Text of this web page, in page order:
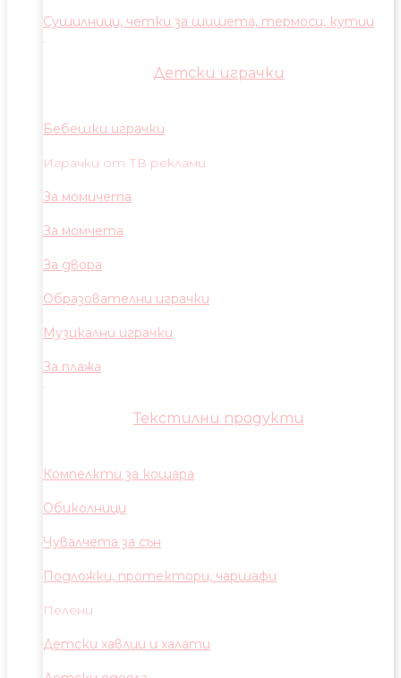
Сушилници, четки за шишета, термоси, кутии
Детски играчки
Бебешки играчки
Играчки от ТВ реклами
За момичета
За момчета
За двора
Образователни играчки
Музикални играчки
За плажа
Текстилни продукти
Компелкти за кошара
Обиколници
Чувалчета за сън
Подложки, протектори, чаршафи
Пелени
Детски хавлии и халати